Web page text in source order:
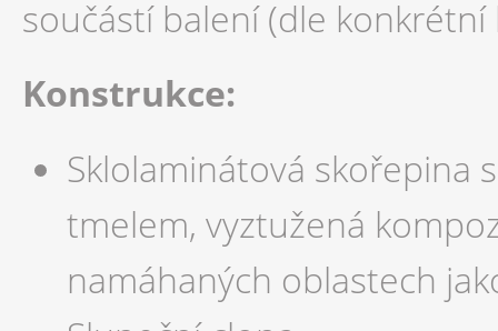
součástí balení (dle
Konstrukce:
Sklolaminátová skořepina
tmelem, vyztužená
namáhaných oblastech